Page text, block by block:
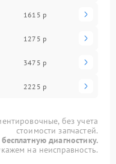
1615 р
1275 р
3475 р
2225 р
без учета
стоимости запчастей.
диагностику.
на неисправность.